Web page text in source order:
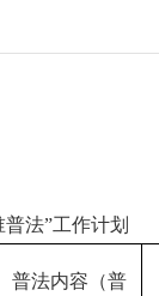
法”工作计划
普法内容（普